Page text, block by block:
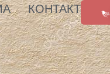
КОНТАКТ